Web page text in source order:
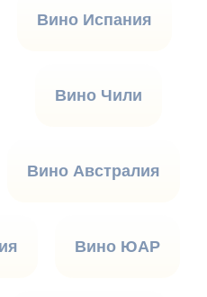
Вино Испания
Вино Чили
Вино Австралия
Вино ЮАР